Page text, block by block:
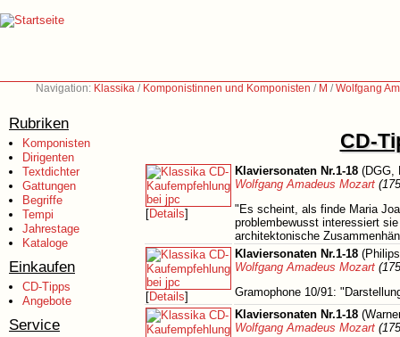
Navigation: Klassika / Komponistinnen und Komponisten / M /Wolfgang
Rubriken
Komponisten
Dirigenten
Textdichter
Gattungen
Begriffe
Tempi
Jahrestage
Kataloge
Einkaufen
CD-Tipps
Angebote
Service
CD-
[Details]
Klaviersonaten Nr.1-18 (DGG,
Wolfgang Amadeus Mozart
"Es scheint, als finde Maria
problembewusst interessiert
architektonische
[Details]
Klaviersonaten Nr.1-18
Wolfgang Amadeus Mozart
Gramophone 10/91:
Klaviersonaten Nr.1-18
Wolfgang Amadeus Mozart